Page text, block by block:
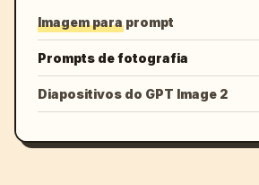
Imagem para prompt
Prompts de fotografia
Diapositivos do GPT Image 2